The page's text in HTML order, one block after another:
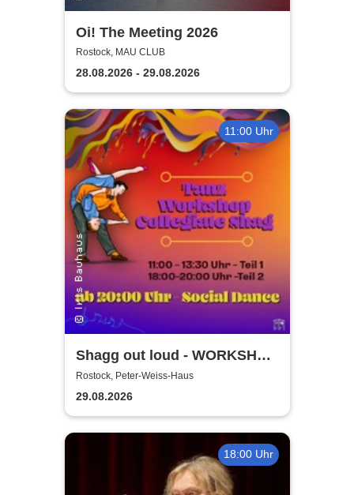
Oi! The Meeting 2026
Rostock, MAU CLUB
28.08.2026 - 29.08.2026
11:00 Uhr
Shagg out loud - WORKSHOP
+ Social Dance | Peter Weiss
Haus Rostock
Rostock, Peter-Weiss-Haus
29.08.2026
18:00 Uhr